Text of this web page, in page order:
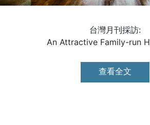
台灣月刊採訪:
An Attractive Family-run
查看全文